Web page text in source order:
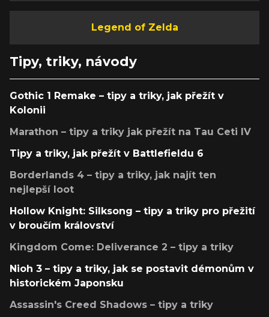
Legend of Zelda
Tipy, triky, návody
Gothic 1 Remake – tipy a triky, jak přežít v
Kolonii
Marathon – tipy a triky jak přežít na Tau Ceti IV
Tipy a triky, jak přežít v Battlefieldu 6
Borderlands 4 – tipy a triky, jak najít ten
nejlepší loot
Hollow Knight: Silksong – tipy a triky pro přežití
v broučím království
Kingdom Come: Deliverance 2 – tipy a triky
Nioh 3 – tipy a triky, jak se postavit démonům v
historickém Japonsku
Assassin's Creed Shadows – tipy a triky